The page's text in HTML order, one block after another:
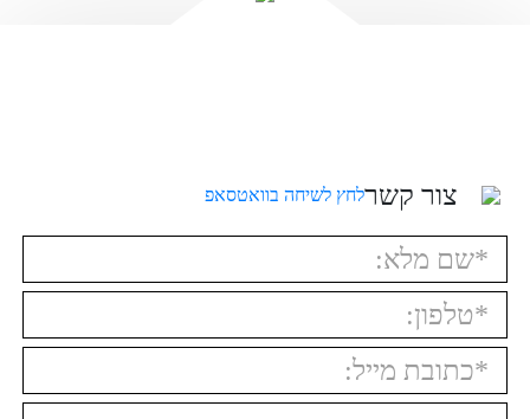
צור קשרלחץ לשיחה בוואטסאפ